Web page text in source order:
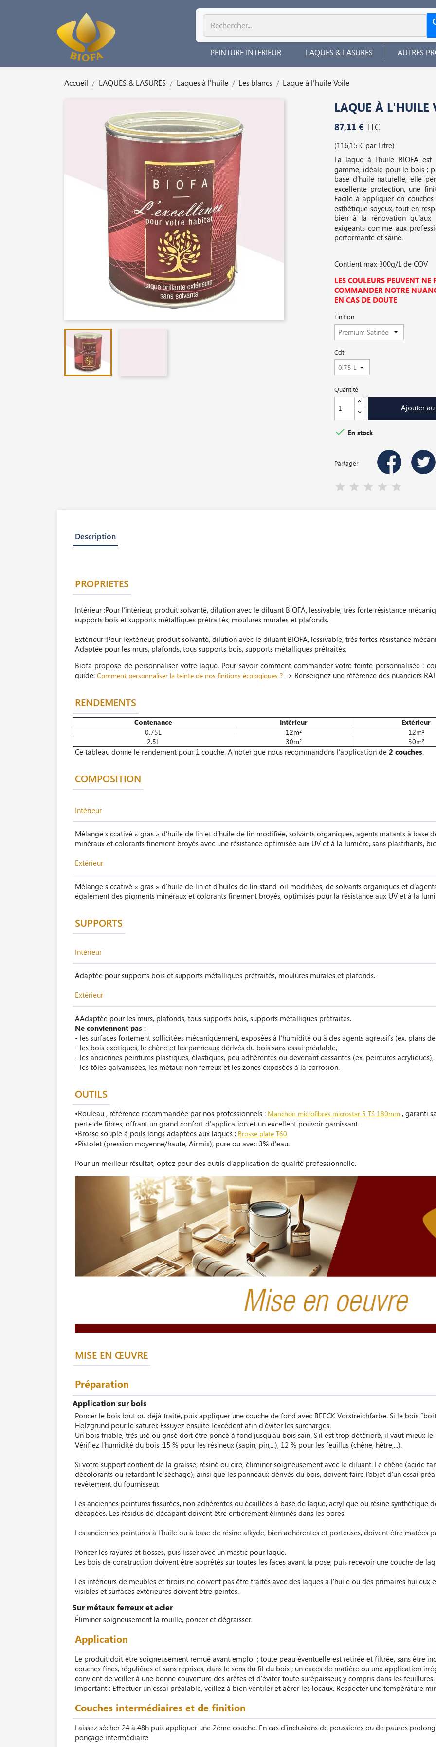
PEINTURE INTERIEUR LAQUES & LASURES AUTRES
Accueil LAQUES & LASURES Laques à l'huile Les blancs Laque à l'huile Voile
LAQUE À L'HUILE
87,11 € TTC
(116,15 € par Litre)
La laque à l’huile BIOFA
gamme, idéale pour le bois :
base d’huile naturelle, elle
excellente protection, une
Facile à appliquer en
esthétique soyeux, tout en
bien à la rénovation qu’aux
exigeants comme aux
performante et saine.
Contient max 300g/L de COV
LES COULEURS PEUVENT NE
COMMANDER NOTRE
EN CAS DE DOUTE
Finition
Cdt
Quantité
Ajouter
 En stock
Partager
Description
PROPRIETES
Intérieur :Pour l’intérieur, produit solvanté, dilution avec le diluant BIOFA, lessivable, très forte résistance
supports bois et supports métalliques prétraités, moulures murales et plafonds.
Extérieur :Pour l’extérieur, produit solvanté, dilution avec le diluant BIOFA, lessivable, très fortes résistance
Adaptée pour les murs, plafonds, tous supports bois, supports métalliques prétraités.
Biofa propose de personnaliser votre laque. Pour savoir comment commander votre teinte personnalisée :
guide: Comment personnaliser la teinte de nos finitions écologiques ? -> Renseignez une référence des nuanciers
RENDEMENTS
Contenance Intérieur
Extérieur
0.75L
12m²
12m²
2.5L
30m² 30m²
Ce tableau donne le rendement pour 1 couche. A noter que nous recommandons l’application de 2 couches.
COMPOSITION
Intérieur
Mélange siccativé « gras » d’huile de lin et d’huile de lin modifiée, solvants organiques, agents matants à base
minéraux et colorants finement broyés avec une résistance optimisée aux UV et à la lumière, sans plastifiants,
Extérieur
Mélange siccativé « gras » d’huile de lin et d’huiles de lin stand-oil modifiées, de solvants organiques et
également des pigments minéraux et colorants finement broyés, optimisés pour la résistance aux UV et à la
SUPPORTS
Intérieur
Adaptée pour supports bois et supports métalliques prétraités, moulures murales et plafonds.
Extérieur
AAdaptée pour les murs, plafonds, tous supports bois, supports métalliques prétraités.
Ne conviennent pas :
- les surfaces fortement sollicitées mécaniquement, exposées à l’humidité ou à des agents agressifs (ex. plans
- les bois exotiques, le chêne et les panneaux dérivés du bois sans essai préalable,
- les anciennes peintures plastiques, élastiques, peu adhérentes ou devenant cassantes (ex. peintures acryliques),
- les tôles galvanisées, les métaux non ferreux et les zones exposées à la corrosion.
OUTILS
•Rouleau , référence recommandée par nos professionnels : Manchon microfibres microstar 5 TS 180mm , garanti
perte de fibres, offrant un grand confort d'application et un excellent pouvoir garnissant.
•Brosse souple à poils longs adaptées aux laques : Brosse plate T60
•Pistolet (pression moyenne/haute, Airmix), pure ou avec 3% d'eau.
Pour un meilleur résultat, optez pour des outils d'application de qualité professionnelle.
MISE EN ŒUVRE
Préparation
Application sur bois
Poncer le bois brut ou déjà traité, puis appliquer une couche de fond avec BEECK Vorstreichfarbe. Si le bois
Holzgrund pour le saturer. Essuyez ensuite l’excédent afin d’éviter les surcharges.
Un bois friable, très usé ou grisé doit être poncé à fond jusqu’au bois sain. S’il est trop détérioré, il vaut mieux le
Vérifiez l'humidité du bois :15 % pour les résineux (sapin, pin,...), 12 % pour les feuillus (chêne, hêtre,...).
Si votre support contient de la graisse, résiné ou cire, éliminer soigneusement avec le diluant. Le chêne (acide
décolorants ou retardant le séchage), ainsi que les panneaux dérivés du bois, doivent faire l’objet d’un essai
revêtement du fournisseur.
Les anciennes peintures fissurées, non adhérentes ou écaillées à base de laque, acrylique ou résine synthétique
décapées. Les résidus de décapant doivent être entièrement éliminés dans les pores.
Les anciennes peintures à l’huile ou à base de résine alkyde, bien adhérentes et porteuses, doivent être matées
Poncer les rayures et bosses, puis lisser avec un mastic pour laque.
Les bois de construction doivent être apprêtés sur toutes les faces avant la pose, puis recevoir une couche de
Les intérieurs de meubles et tiroirs ne doivent pas être traités avec des laques à l’huile ou des primaires huileux
visibles et surfaces extérieures doivent être peintes.
Sur métaux ferreux et acier
Éliminer soigneusement la rouille, poncer et dégraisser.
Application
Le produit doit être soigneusement remué avant emploi ; toute peau éventuelle est retirée et filtrée, sans être
couches fines, régulières et sans reprises, dans le sens du fil du bois ; un excès de matière ou une application
convient de veiller à une bonne couverture des arêtes et d’éviter toute surépaisseur, y compris dans les feuillures.
Important : Effectuer un essai préalable, veillez à bien ventiler et aérer les locaux. Respecter une température
Couches intermédiaires et de finition
Laissez sécher 24 à 48h puis appliquer une 2ème couche. En cas d’inclusions de poussières ou de pauses
ponçage intermédiaire